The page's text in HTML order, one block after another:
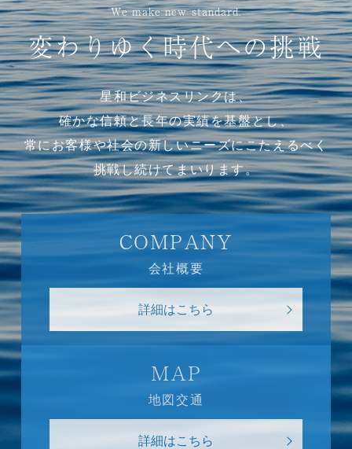
We make new standard.
変わりゆく時代への挑戦
星和ビジネスリンクは、
確かな信頼と長年の実績を基盤とし、
常にお客様や社会の新しいニーズにこたえるべく
挑戦し続けてまいります。
COMPANY
会社概要
詳細はこちら
MAP
地図交通
詳細はこちら